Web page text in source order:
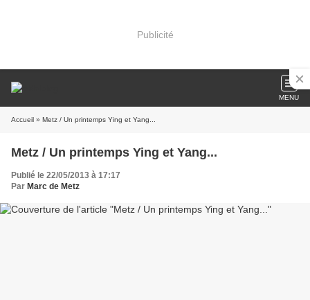
Publicité
MENU
Accueil » Metz / Un printemps Ying et Yang...
Metz / Un printemps Ying et Yang...
Publié le 22/05/2013 à 17:17
Par Marc de Metz